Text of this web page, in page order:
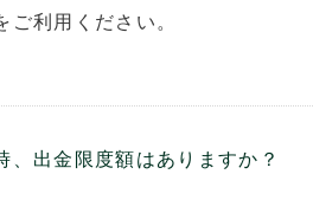
利用ください。
出金限度額はありますか？